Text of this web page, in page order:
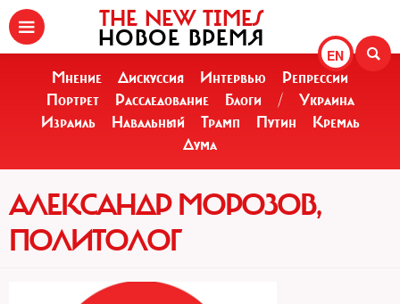
EN
THE NEW TIMES
НОВОЕ ВРЕМЯ
Мнение Дискуссия Интервью
Репрессии
Портрет
Расследование Блоги /
Украина
Израиль
Навальный Трамп Путин
Кремль
Дума
АЛЕКСАНДР МОРОЗОВ,
ПОЛИТОЛОГ